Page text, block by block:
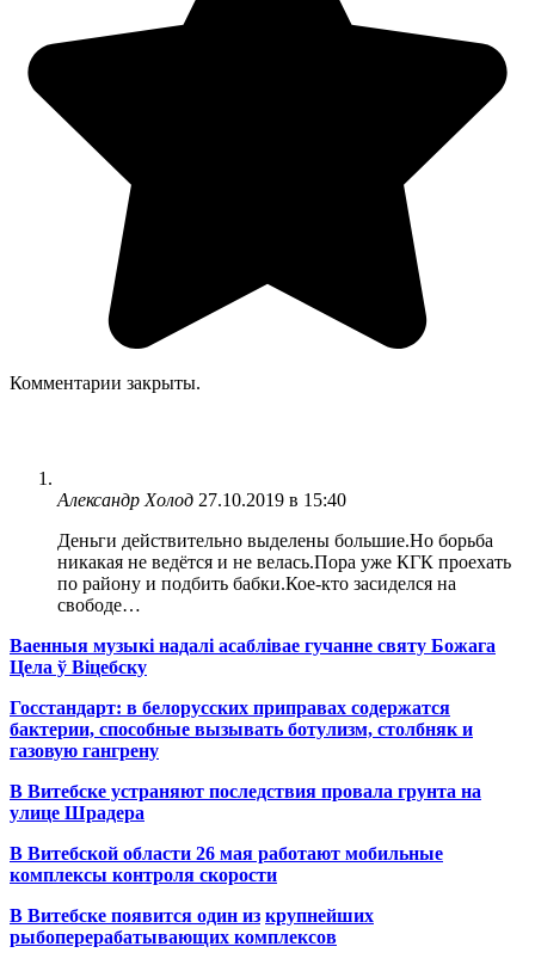
Комментарии закрыты.
Александр Холод 27.10.2019 в 15:40
Деньги действительно выделены большие.Но борьба
никакая не ведётся и не велась.Пора уже КГК проехать
по району и подбить бабки.Кое-кто засиделся на
свободе…
Ваенныя музыкі надалі асаблівае гучанне святу Божага
Цела ў Віцебску
Госстандарт: в белорусских приправах содержатся
бактерии, способные вызывать ботулизм, столбняк и
газовую гангрену
В Витебске устраняют последствия провала грунта на
улице Шрадера
В Витебской области 26 мая работают мобильные
комплексы контроля скорости
В Витебске появится один из крупнейших
рыбоперерабатывающих комплексов